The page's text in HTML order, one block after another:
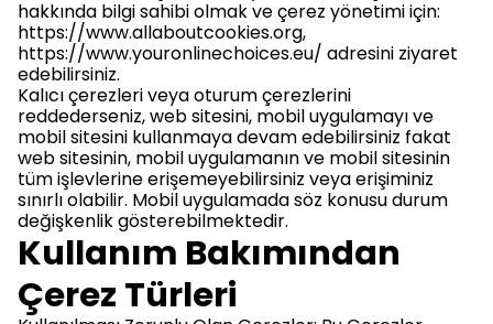
hakkında bilgi sahibi olmak ve çerez yönetimi için:
https://www.allaboutcookies.org,
https://www.youronlinechoices.eu/ adresini ziyaret
edebilirsiniz.
Kalıcı çerezleri veya oturum çerezlerini
reddederseniz, web sitesini, mobil uygulamayı ve
mobil sitesini kullanmaya devam edebilirsiniz fakat
web sitesinin, mobil uygulamanın ve mobil sitesinin
tüm işlevlerine erişemeyebilirsiniz veya erişiminiz
sınırlı olabilir. Mobil uygulamada söz konusu durum
değişkenlik gösterebilmektedir.
Kullanım Bakımından
Çerez Türleri